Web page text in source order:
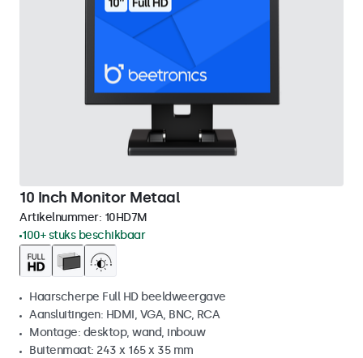
10 Inch Monitor Metaal
Artikelnummer: 10HD7M
100+ stuks beschikbaar
Haarscherpe Full HD beeldweergave
Aansluitingen: HDMI, VGA, BNC, RCA
Montage: desktop, wand, inbouw
Buitenmaat: 243 x 165 x 35 mm